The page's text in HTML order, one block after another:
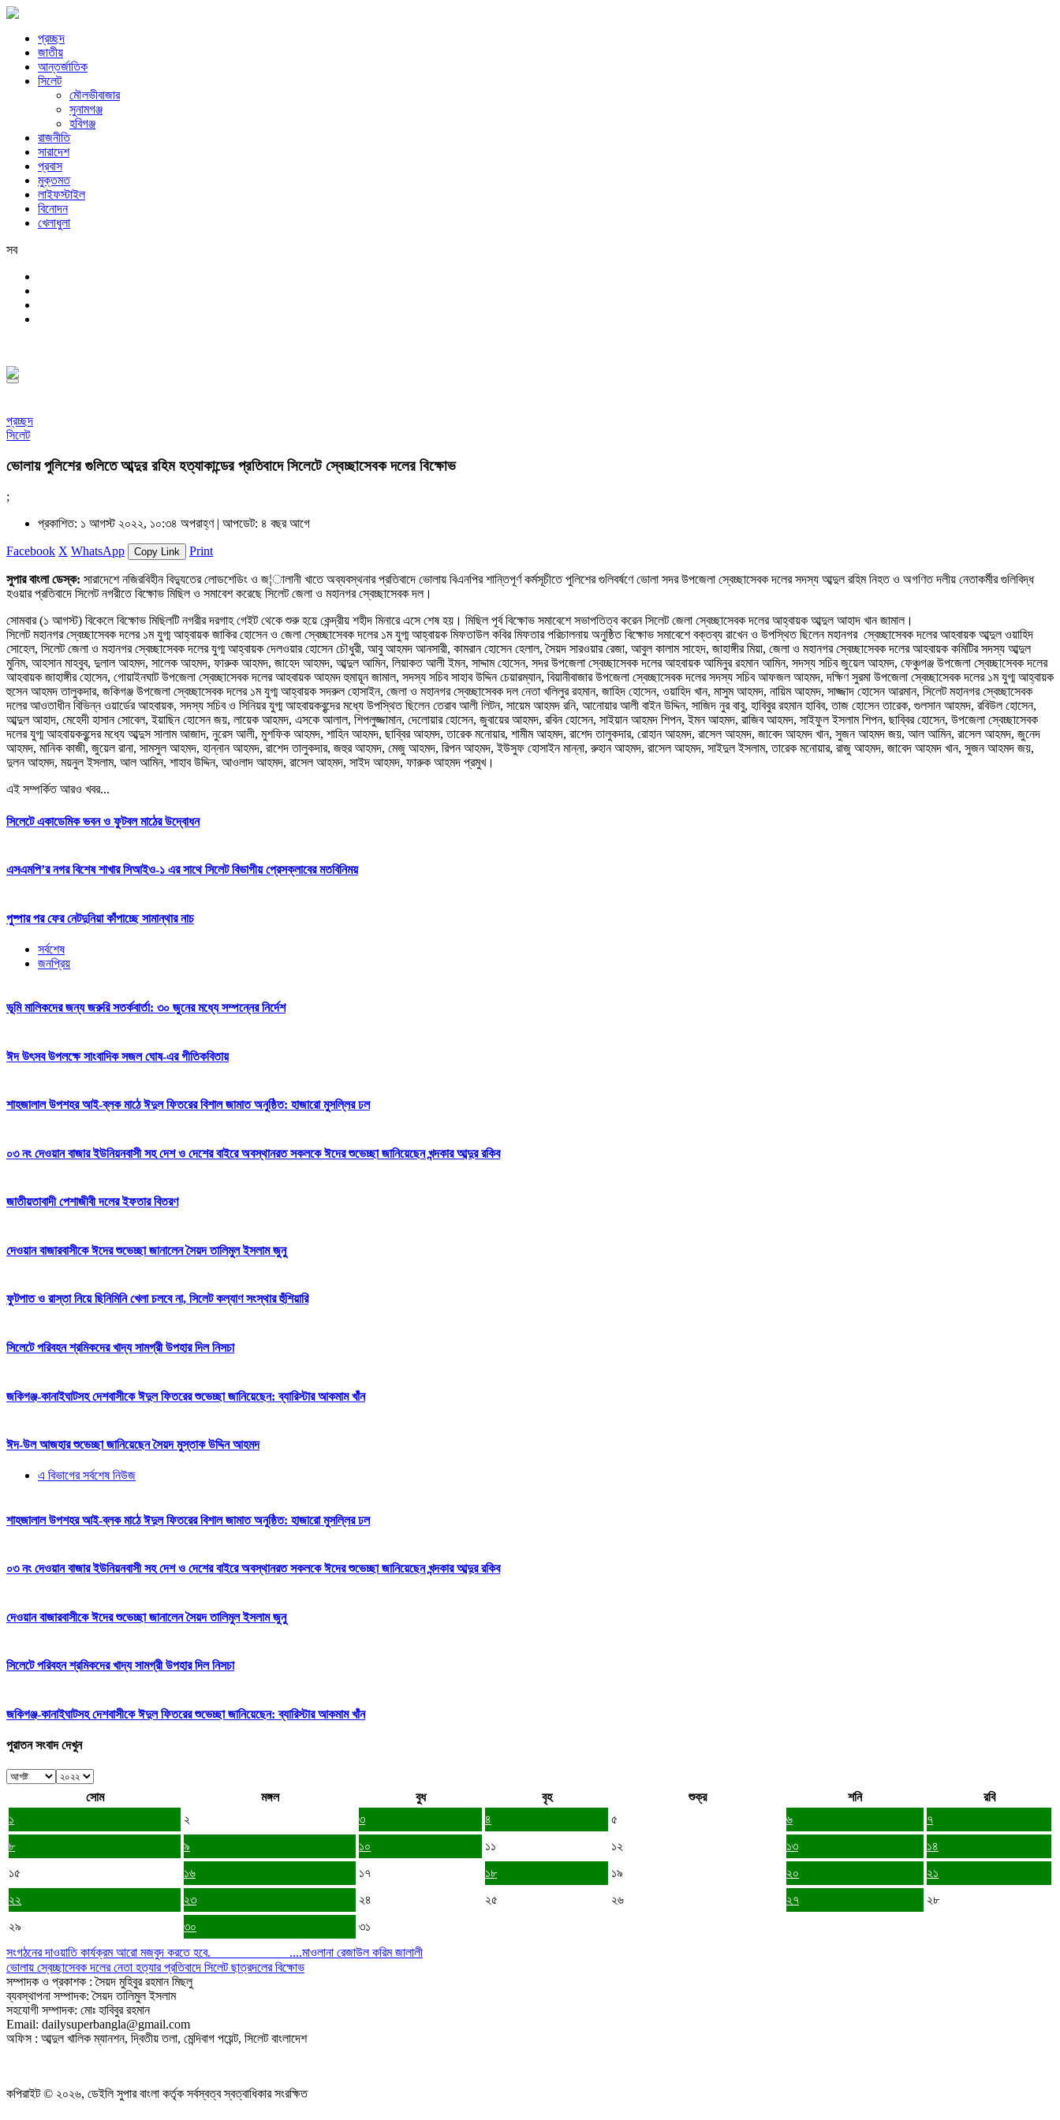
প্রচ্ছদ
জাতীয়
আন্তর্জাতিক
সিলেট
মৌলভীবাজার
সুনামগঞ্জ
হবিগঞ্জ
রাজনীতি
সারাদেশ
প্রবাস
মুক্তমত
লাইফস্টাইল
বিনোদন
খেলাধুলা
সব
প্রচ্ছদ
সিলেট
ভোলায় পুলিশের গুলিতে আব্দুর রহিম হত্যাকান্ডের প্রতিবাদে সিলেটে স্বেচ্ছাসেবক দলের বিক্ষোভ
;
প্রকাশিত: ১ আগস্ট ২০২২, ১০:৩৪ অপরাহ্ণ | আপডেট: ৪ বছর আগে
Facebook X WhatsApp Copy Link Print
সুপার বাংলা ডেস্ক: সারাদেশে নজিরবিহীন বিদ্যুতের লোডশেডিং ও জ¦ালানী খাতে অব্যবস্থনার প্রতিবাদে ভোলায় বিএনপির শান্তিপূর্ণ কর্মসূচীতে পুলিশের গুলিবর্ষণে ভোলা সদর উপজেলা স্বেচ্ছাসেবক দলের সদস্য আব্দুল রহিম নিহত ও অগণিত দলীয় নেতাকর্মীর গুলিবিদ্ধ
হওয়ার প্রতিবাদে সিলেট নগরীতে বিক্ষোভ মিছিল ও সমাবেশ করেছে সিলেট জেলা ও মহানগর স্বেচ্ছাসেবক দল।
সোমবার (১ আগস্ট) বিকেলে বিক্ষোভ মিছিলটি নগরীর দরগাহ গেইট থেকে শুরু হয়ে কেন্দ্রীয় শহীদ মিনারে এসে শেষ হয়। মিছিল পূর্ব বিক্ষোভ সমাবেশে সভাপতিত্ব করেন সিলেট জেলা স্বেচ্ছাসেবক দলের আহ্বায়ক আব্দুল আহাদ খান জামাল।
সিলেট মহানগর স্বেচ্ছাসেবক দলের ১ম যুগ্ম আহ্বায়ক জাকির হোসেন ও জেলা স্বেচ্ছাসেবক দলের ১ম যুগ্ম আহ্বায়ক মিফতাউল কবির মিফতার পরিচালনায় অনুষ্ঠিত বিক্ষোভ সমাবেশে বক্তব্য রাখেন ও উপস্থিত ছিলেন মহানগর স্বেচ্ছাসেবক দলের আহবায়ক আব্দুল ওয়াহিদ
সোহেল, সিলেট জেলা ও মহানগর স্বেচ্ছাসেবক দলের যুগ্ম আহ্বায়ক দেলওয়ার হোসেন চৌধুরী, আবু আহমদ আনসারী, কামরান হোসেন হেলাল, সৈয়দ সারওয়ার রেজা, আবুল কালাম সাহেদ, জাহাঙ্গীর মিয়া, জেলা ও মহানগর স্বেচ্ছাসেবক দলের আহবায়ক কমিটির সদস্য আব্দুল
মুনিম, আহসান মাহবুব, দুলাল আহমদ, সালেক আহমদ, ফারুক আহমদ, জাহেদ আহমদ, আব্দুল আমিন, লিয়াকত আলী ইমন, সাদ্দাম হোসেন, সদর উপজেলা স্বেচ্ছাসেবক দলের আহবায়ক আমিনুর রহমান আমিন, সদস্য সচিব জুয়েল আহমদ, ফেঞ্চুগঞ্জ উপজেলা স্বেচ্ছাসেবক দলের
আহবায়ক জাহাঙ্গীর হোসেন, গোয়াইনঘাট উপজেলা স্বেচ্ছাসেবক দলের আহবায়ক আহমদ হুমায়ূন জামাল, সদস্য সচিব সাহাব উদ্দিন চেয়ারম্যান, বিয়ানীবাজার উপজেলা স্বেচ্ছাসেবক দলের সদস্য সচিব আফজল আহমদ, দক্ষিণ সুরমা উপজেলা স্বেচ্ছাসেবক দলের ১ম যুগ্ম আহ্বায়ক
হুসেন আহমদ তালুকদার, জকিগঞ্জ উপজেলা স্বেচ্ছাসেবক দলের ১ম যুগ্ম আহ্বায়ক সদরুল হোসাইন, জেলা ও মহানগর স্বেচ্ছাসেবক দল নেতা খলিলুর রহমান, জাহিদ হোসেন, ওয়াহিদ খান, মাসুম আহমদ, নায়িম আহমদ, সাজ্জাদ হোসেন আরমান, সিলেট মহানগর স্বেচ্ছাসেবক
দলের আওতাধীন বিভিন্ন ওয়ার্ডের আহবায়ক, সদস্য সচিব ও সিনিয়র যুগ্ম আহবায়কবৃন্দের মধ্যে উপস্থিত ছিলেন তেরাব আলী লিটন, সায়েম আহমদ রনি, আনোয়ার আলী বাইন উদ্দিন, সাজিদ নুর বাবু, হাবিবুর রহমান হাবিব, তাজ হোসেন তারেক, গুলসান আহমদ, রবিউল হোসেন,
আব্দুল আহাদ, মেহেদী হাসান সোবেল, ইয়াছিন হোসেন জয়, লায়েক আহমদ, এসকে আলাল, শিপলুজ্জামান, দেলোয়ার হোসেন, জুবায়ের আহমদ, রবিন হোসেন, সাইয়ান আহমদ শিপন, ইমন আহমদ, রাজিব আহমদ, সাইফুল ইসলাম শিপন, ছাব্বির হোসেন, উপজেলা স্বেচ্ছাসেবক
দলের যুগ্ম আহবায়কবৃন্দের মধ্যে আব্দুস সালাম আজাদ, নুরেস আলী, মুশফিক আহমদ, শাহিন আহমদ, ছাব্বির আহমদ, তারেক মনোয়ার, শামীম আহমদ, রাশেদ তালুকদার, রোহান আহমদ, রাসেল আহমদ, জাবেদ আহমদ খান, সুজন আহমদ জয়, আল আমিন, রাসেল আহমদ, জুনেদ
আহমদ, মানিক কাজী, জুয়েল রানা, সামসুল আহমদ, হান্নান আহমদ, রাশেদ তালুকদার, জহুর আহমদ, মেজু আহমদ, রিপন আহমদ, ইউসুফ হোসাইন মান্না, রুহান আহমদ, রাসেল আহমদ, সাইদুল ইসলাম, তারেক মনোয়ার, রাজু আহমদ, জাবেদ আহমদ খান, সুজন আহমদ জয়,
দুলন আহমদ, ময়নুল ইসলাম, আল আমিন, শাহাব উদ্দিন, আওলাদ আহমদ, রাসেল আহমদ, সাইদ আহমদ, ফারুক আহমদ প্রমুখ।
এই সম্পর্কিত আরও খবর...
সিলেটে একাডেমিক ভবন ও ফুটবল মাঠের উদ্বোধন
এসএমপি’র নগর বিশেষ শাখার সিআইও-১ এর সাথে সিলেট বিভাগীয় প্রেসক্লাবের মতবিনিময়
পুষ্পার পর ফের নেটদুনিয়া কাঁপাচ্ছে সামান্থার নাচ
সর্বশেষ
জনপ্রিয়
ভূমি মালিকদের জন্য জরুরি সতর্কবার্তা: ৩০ জুনের মধ্যে সম্পন্নের নির্দেশ
ঈদ উৎসব উপলক্ষে সাংবাদিক সজল ঘোষ-এর গীতিকবিতায়
শাহজালাল উপশহর আই-ব্লক মাঠে ঈদুল ফিতরের বিশাল জামাত অনুষ্ঠিত: হাজারো মুসল্লির ঢল
০৩ নং দেওয়ান বাজার ইউনিয়নবাসী সহ দেশ ও দেশের বাইরে অবস্থানরত সকলকে ঈদের শুভেচ্ছা জানিয়েছেন খন্দকার আব্দুর রকিব
জাতীয়তাবাদী পেশাজীবী দলের ইফতার বিতরণ
দেওয়ান বাজারবাসীকে ঈদের শুভেচ্ছা জানালেন সৈয়দ তালিমুল ইসলাম জুনু
ফুটপাত ও রাস্তা নিয়ে ছিনিমিনি খেলা চলবে না, সিলেট কল্যাণ সংস্থার হুঁশিয়ারি
সিলেটে পরিবহন শ্রমিকদের খাদ্য সামগ্রী উপহার দিল নিসচা
জকিগঞ্জ-কানাইঘাটসহ দেশবাসীকে ঈদুল ফিতরের শুভেচ্ছা জানিয়েছেন: ব্যারিস্টার আকমাম খাঁন
ঈদ-উল আজহার শুভেচ্ছা জানিয়েছেন সৈয়দ মুস্তাক উদ্দিন আহমদ
এ বিভাগের সর্বশেষ নিউজ
শাহজালাল উপশহর আই-ব্লক মাঠে ঈদুল ফিতরের বিশাল জামাত অনুষ্ঠিত: হাজারো মুসল্লির ঢল
০৩ নং দেওয়ান বাজার ইউনিয়নবাসী সহ দেশ ও দেশের বাইরে অবস্থানরত সকলকে ঈদের শুভেচ্ছা জানিয়েছেন খন্দকার আব্দুর রকিব
দেওয়ান বাজারবাসীকে ঈদের শুভেচ্ছা জানালেন সৈয়দ তালিমুল ইসলাম জুনু
সিলেটে পরিবহন শ্রমিকদের খাদ্য সামগ্রী উপহার দিল নিসচা
জকিগঞ্জ-কানাইঘাটসহ দেশবাসীকে ঈদুল ফিতরের শুভেচ্ছা জানিয়েছেন: ব্যারিস্টার আকমাম খাঁন
পুরাতন সংবাদ দেখুন
সোম মঙ্গল বুধ বৃহ শুক্র শনি
রবি
১
২ ৩ ৪ ৫ ৬
৭
৮
৯ ১০ ১১ ১২ ১৩
১৪
১৫
১৬ ১৭ ১৮ ১৯ ২০
২১
২২
২৩ ২৪ ২৫ ২৬ ২৭
২৮
২৯
৩০
৩১
সংগঠনের দাওয়াতি কার্যক্রম আরো মজবুদ করতে হবে. ....মাওলানা রেজাউল করিম জালালী
ভোলায় স্বেচ্ছাসেবক দলের নেতা হত্যার প্রতিবাদে সিলেট ছাত্রদলের বিক্ষোভ
সম্পাদক ও প্রকাশক : সৈয়দ মুহিবুর রহমান মিছলু
ব্যবস্থাপনা সম্পাদক: সৈয়দ তালিমুল ইসলাম
সহযোগী সম্পাদক: মোঃ হাবিবুর রহমান
Email: dailysuperbangla@gmail.com
অফিস : আব্দুল খালিক ম্যানশন, দ্বিতীয় তলা, মেন্দিবাগ পয়েন্ট, সিলেট বাংলাদেশ
কপিরাইট © ২০২৬, ডেইলি সুপার বাংলা কর্তৃক সর্বস্বত্ব স্বত্বাধিকার সংরক্ষিত